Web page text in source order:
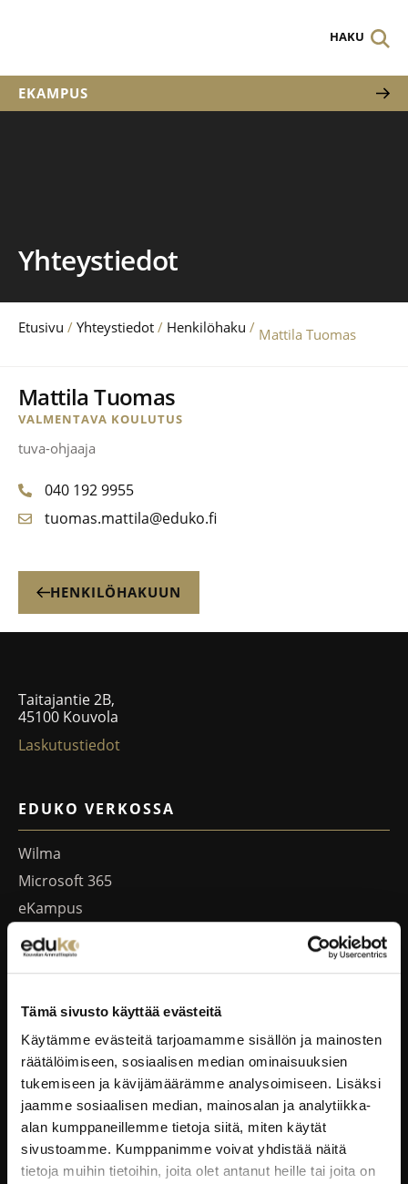
Tämä sivusto käyttää evästeitä
Käytämme evästeitä tarjoamamme sisällön ja mainosten
räätälöimiseen, sosiaalisen median ominaisuuksien
tukemiseen ja kävijämäärämme analysoimiseen. Lisäksi
jaamme sosiaalisen median, mainosalan ja analytiikka-
alan kumppaneillemme tietoja siitä, miten käytät
sivustoamme. Kumppanimme voivat yhdistää näitä
tietoja muihin tietoihin, joita olet antanut heille tai joita on
HAKU
EKAMPUS
Yhteystiedot
Etusivu / Yhteystiedot / Henkilöhaku / Mattila Tuomas
Mattila Tuomas
VALMENTAVA KOULUTUS
tuva-ohjaaja
040 192 9955
tuomas.mattila@eduko.fi
HENKILÖHAKUUN
Taitajantie 2B,
45100 Kouvola
Laskutustiedot
EDUKO VERKOSSA
Wilma
Microsoft 365
eKampus
MyEdu
Ruokapaikka.fi
RAVINTOLAPALVELUT
EduCafé
Ruokalistat
Kokous-, koulutus- ja juhlapalvelut
Oiva-raportit